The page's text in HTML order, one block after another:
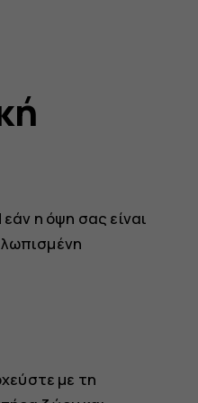
η όψη σας είναι
με τη